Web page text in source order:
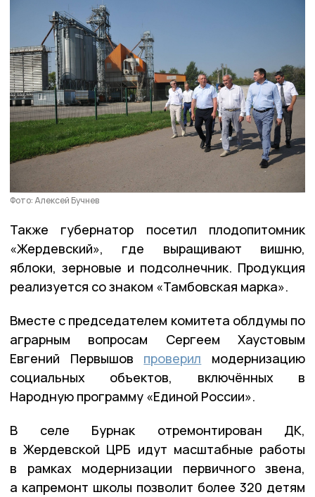
Фото: Алексей Бучнев
Также губернатор посетил плодопитомник
«Жердевский», где выращивают вишню,
яблоки, зерновые и подсолнечник. Продукция
реализуется со знаком «Тамбовская марка».
Вместе с председателем комитета облдумы по
аграрным вопросам Сергеем Хаустовым
Евгений Первышов проверил модернизацию
социальных объектов, включённых в
Народную программу «Единой России».
В селе Бурнак отремонтирован ДК,
в Жердевской ЦРБ идут масштабные работы
в рамках модернизации первичного звена,
а капремонт школы позволит более 320 детям